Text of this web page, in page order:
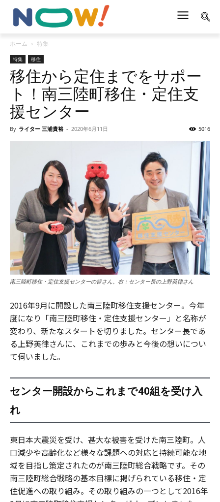
ホーム 特集
特集 移住
移住から定住までをサポー
ト！南三陸町移住・定住支
援センター
By ライター 三浦貴裕 - 2020年6月11日 5016
南三陸町移住・定住支援センターの皆さん。右：センター長の上野英律さん
2016年9月に開設した南三陸町移住支援センター。今年
度になり「南三陸町移住・定住支援センター」と名称が
変わり、新たなスタートを切りました。センター長であ
る上野英律さんに、これまでの歩みと今後の想いについ
て伺いました。
センター開設からこれまで40組を受け入
れ
東日本大震災を受け、甚大な被害を受けた南三陸町。人
口減少や高齢化など様々な課題への対応と持続可能な地
域を目指し策定されたのが南三陸町総合戦略です。その
南三陸町総合戦略の基本目標に掲げられている移住・定
住促進への取り組み。その取り組みの一つとして2016年